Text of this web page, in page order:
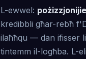
L-ewwel:
kredibbli għar-rebħ
ilaħħqu — dan ifisser
tintemm il-logħba. L-